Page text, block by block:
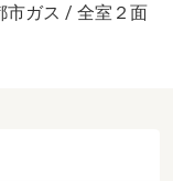
市ガス / 全室２面